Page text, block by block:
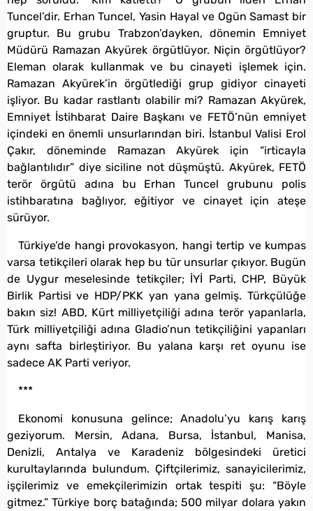
Tuncel’dir. Erhan Tuncel, Yasin Hayal ve Ogün Samast bir
gruptur. Bu grubu Trabzon’dayken, dönemin Emniyet
Müdürü Ramazan Akyürek örgütlüyor. Niçin örgütlüyor?
Eleman olarak kullanmak ve bu cinayeti işlemek için.
Ramazan Akyürek’in örgütlediği grup gidiyor cinayeti
işliyor. Bu kadar rastlantı olabilir mi? Ramazan Akyürek,
Emniyet İstihbarat Daire Başkanı ve FETÖ’nün emniyet
içindeki en önemli unsurlarından biri. İstanbul Valisi Erol
Çakır, döneminde Ramazan Akyürek için “irticayla
bağlantılıdır” diye siciline not düşmüştü. Akyürek, FETÖ
terör örgütü adına bu Erhan Tuncel grubunu polis
istihbaratına bağlıyor, eğitiyor ve cinayet için ateşe
sürüyor.
Türkiye’de hangi provokasyon, hangi tertip ve kumpas
varsa tetikçileri olarak hep bu tür unsurlar çıkıyor. Bugün
de Uygur meselesinde tetikçiler; İYİ Parti, CHP, Büyük
Birlik Partisi ve HDP/PKK yan yana gelmiş. Türkçülüğe
bakın siz! ABD, Kürt milliyetçiliği adına terör yapanlarla,
Türk milliyetçiliği adına Gladio’nun tetikçiliğini yapanları
aynı safta birleştiriyor. Bu yalana karşı ret oyunu ise
sadece AK Parti veriyor.
***
Ekonomi konusuna gelince; Anadolu’yu karış karış
geziyorum. Mersin, Adana, Bursa, İstanbul, Manisa,
Denizli, Antalya ve Karadeniz bölgesindeki üretici
kurultaylarında bulundum. Çiftçilerimiz, sanayicilerimiz,
işçilerimiz ve emekçilerimizin ortak tespiti şu: “Böyle
gitmez.” Türkiye borç batağında; 500 milyar dolara yakın